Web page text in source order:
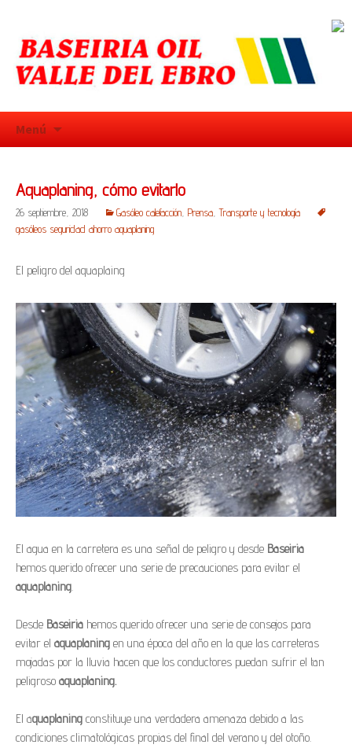
Menú
Aquaplaning, cómo evitarlo
26 septiembre, 2018 Gasóleo calefacción Prensa ,Transporte y tecnología
gasóleos seguridad ahorro aquaplaning
El peligro del aquaplaing
El agua en la carretera es una señal de peligro y desde Baseiria
hemos querido ofrecer una serie de precauciones para evitar el
aquaplaning.
Desde Baseiria hemos querido ofrecer una serie de consejos para
evitar el aquaplaning en una época del año en la que las carreteras
mojadas por la lluvia hacen que los conductores puedan sufrir el tan
peligroso aquaplaning.
El aquaplaning constituye una verdadera amenaza debido a las
condiciones climatológicas propias del final del verano y del otoño.